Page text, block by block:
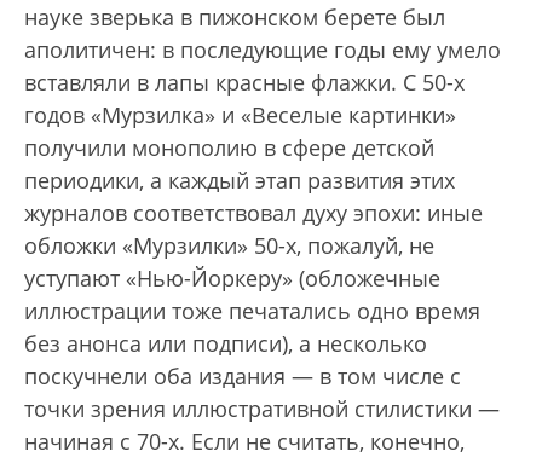
науке зверька в пижонском берете был
аполитичен: в последующие годы ему умело
вставляли в лапы красные флажки. С 50-х
годов «Мурзилка» и «Веселые картинки»
получили монополию в сфере детской
периодики, а каждый этап развития этих
журналов соответствовал духу эпохи: иные
обложки «Мурзилки» 50-х, пожалуй, не
уступают «Нью-Йоркеру» (обложечные
иллюстрации тоже печатались одно время
без анонса или подписи), а несколько
поскучнели оба издания — в том числе с
точки зрения иллюстративной стилистики —
начиная с 70-х. Если не считать, конечно,